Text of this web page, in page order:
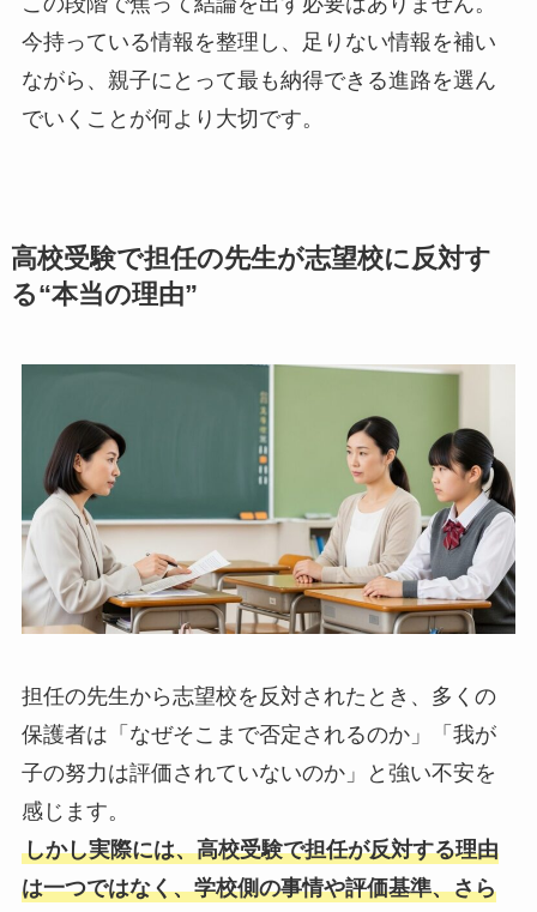
今持っている情報を整理し、足りない情報を補い
ながら、親子にとって最も納得できる進路を選ん
でいくことが何より大切です。
高校受験で担任の先生が志望校に反対す
る“本当の理由”
担任の先生から志望校を反対されたとき、多くの
保護者は「なぜそこまで否定されるのか」「我が
子の努力は評価されていないのか」と強い不安を
感じます。
しかし実際には、高校受験で担任が反対する理由
は一つではなく、学校側の事情や評価基準、さら